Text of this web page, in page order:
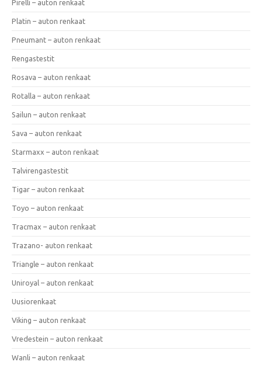
Pirelli – auton renkaat
Platin – auton renkaat
Pneumant – auton renkaat
Rengastestit
Rosava – auton renkaat
Rotalla – auton renkaat
Sailun – auton renkaat
Sava – auton renkaat
Starmaxx – auton renkaat
Talvirengastestit
Tigar – auton renkaat
Toyo – auton renkaat
Tracmax – auton renkaat
Trazano- auton renkaat
Triangle – auton renkaat
Uniroyal – auton renkaat
Uusiorenkaat
Viking – auton renkaat
Vredestein – auton renkaat
Wanli – auton renkaat